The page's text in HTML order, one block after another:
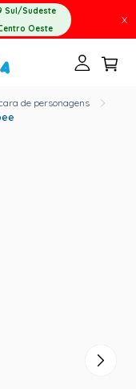
Sul/Sudeste
Oeste
X
de personagens